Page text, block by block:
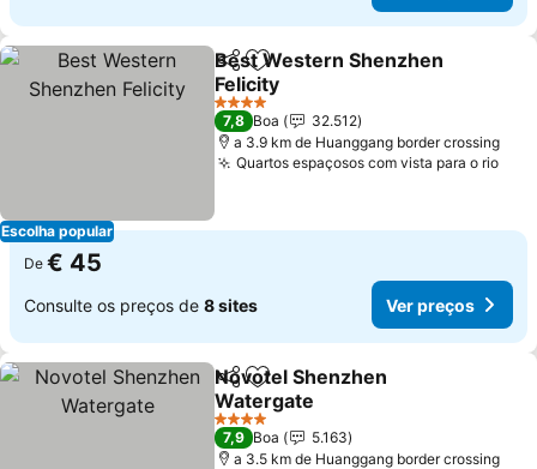
Escolha popular
PartilharAdicionar aos favoritos
Best Western Shenzhen
Felicity
4 Estrelas
7,8 Boa
32.512
a 3.9 km de Huanggang border crossing
Quartos espaçosos com vista para o rio
De € 45
Consulte os preços de 8 sites Ver preços
PartilharAdicionar aos favoritos
Novotel Shenzhen
Watergate
4 Estrelas
7,9 Boa
5.163
a 3.5 km de Huanggang border crossing